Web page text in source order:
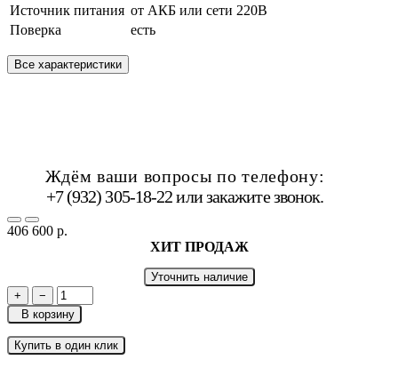
Источник питания от АКБ или сети 220В
Поверка
есть
Все характеристики
Ждём ваши вопросы по телефону:
+7 (932) 305-18-22 илизакажите звонок.
406 600 р.
ХИТ ПРОДАЖ
Уточнить наличие
+
−
В корзину
Купить в один клик